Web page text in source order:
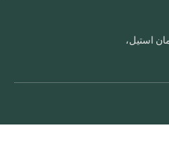
استیل،